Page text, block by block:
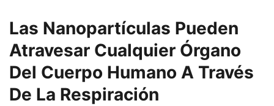
Las Nanopartículas Pueden
Atravesar Cualquier Órgano
Del Cuerpo Humano A Través
De La Respiración